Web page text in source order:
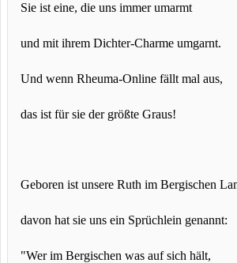
Sie ist eine, die uns immer umarmt
und mit ihrem Dichter-Charme umgarnt.
Und wenn Rheuma-Online fällt mal aus,
das ist für sie der größte Graus!
Geboren ist unsere Ruth im Bergischen
davon hat sie uns ein Sprüchlein genannt:
"Wer im Bergischen was auf sich hält,